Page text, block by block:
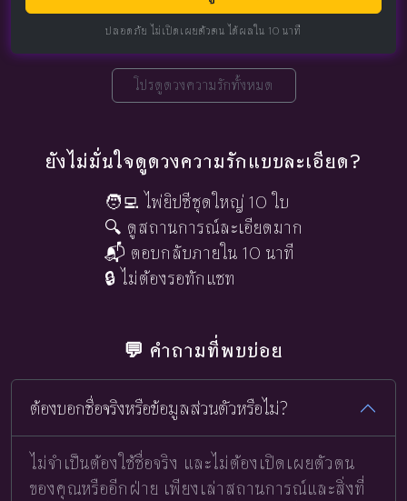
ปลอดภัย ไม่เปิดเผยตัวตน ได้ผลใน 10 นาที
โปรดูดวงความรักทั้งหมด
ยังไม่มั่นใจดูดวงความรักแบบละเอียด?
🧑‍💻 ไพ่ยิปซีชุดใหญ่ 10 ใบ
🔍 ดูสถานการณ์ละเอียดมาก
📬 ตอบกลับภายใน 10 นาที
🔒 ไม่ต้องรอทักแชท
💬 คำถามที่พบบ่อย
ต้องบอกชื่อจริงหรือข้อมูลส่วนตัวหรือไม่?
ไม่จำเป็นต้องใช้ชื่อจริง และไม่ต้องเปิดเผยตัวตน
ของคุณหรืออีกฝ่าย เพียงเล่าสถานการณ์และสิ่งที่